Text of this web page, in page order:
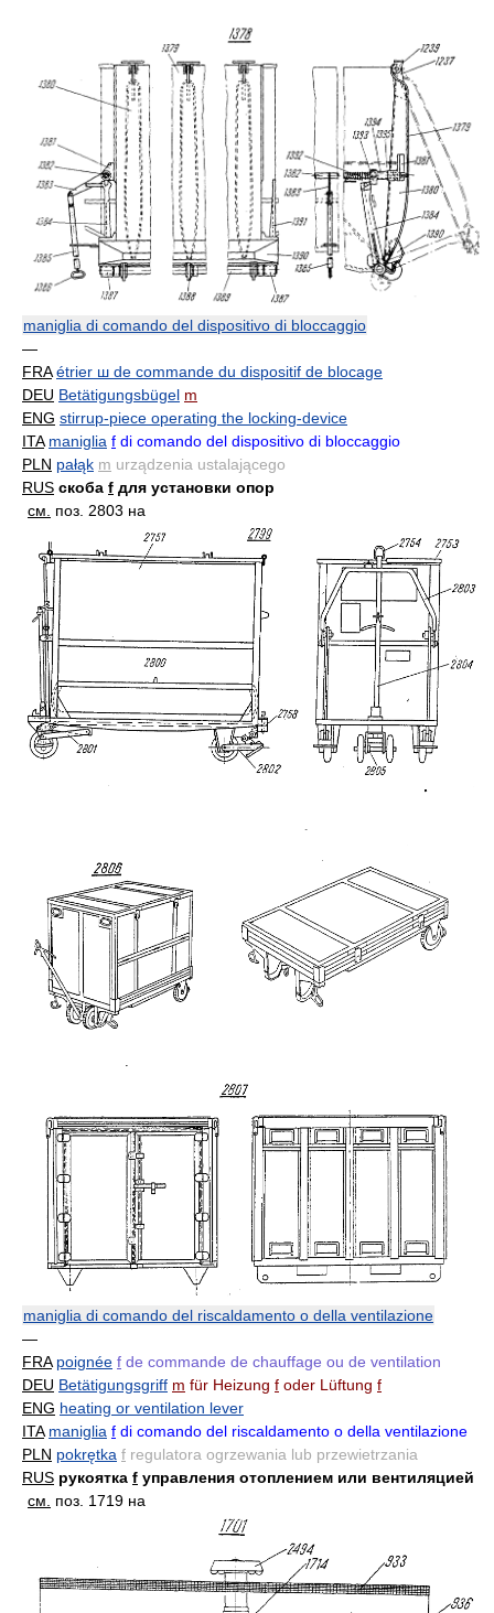
maniglia di comando del dispositivo di bloccaggio
—
FRA étrier ш de commande du dispositif de blocage
DEU Betätigungsbügel m
ENG stirrup-piece operating the locking-device
ITA maniglia f di comando del dispositivo di bloccaggio
PLN pałąk m urządzenia ustalającego
RUS скоба f для установки опор
см.
поз. 2803 на
maniglia di comando del riscaldamento o della ventilazione
—
FRA poignée f de commande de chauffage ou de ventilation
DEU Betätigungsgriff m für Heizung f oder Lüftung f
ENG heating or ventilation lever
ITA maniglia f di comando del riscaldamento o della ventilazione
PLN pokrętka f regulatora ogrzewania lub przewietrzania
RUS рукоятка f управления отоплением или вентиляцией
см.
поз. 1719 на